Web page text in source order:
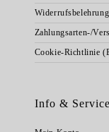
Widerrufsbelehrung
Zahlungsarten-/
Cookie-Richtlinie
Info & Service